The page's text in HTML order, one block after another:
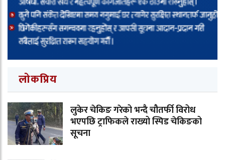
लोकप्रिय
लुकेर चेकिङ गरेको भन्दै चौतर्फी विरोध
भएपछि ट्राफिकले राख्यो स्पिड चेकिङको
सूचना